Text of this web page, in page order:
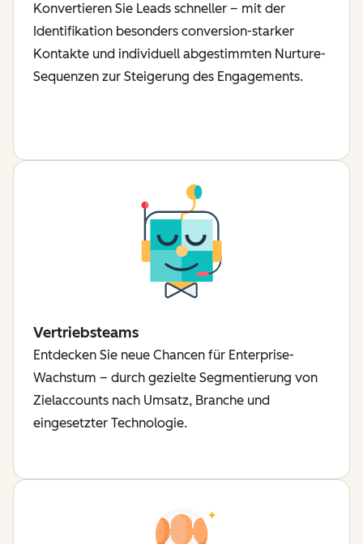
Konvertieren Sie Leads schneller – mit der
Identifikation besonders conversion-starker
Kontakte und individuell abgestimmten Nurture-
Sequenzen zur Steigerung des Engagements.
Vertriebsteams
Entdecken Sie neue Chancen für Enterprise-
Wachstum – durch gezielte Segmentierung von
Zielaccounts nach Umsatz, Branche und
eingesetzter Technologie.